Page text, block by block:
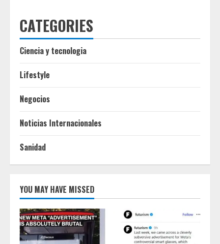
CATEGORIES
Ciencia y tecnologia
Lifestyle
Negocios
Noticias Internacionales
Sanidad
YOU MAY HAVE MISSED